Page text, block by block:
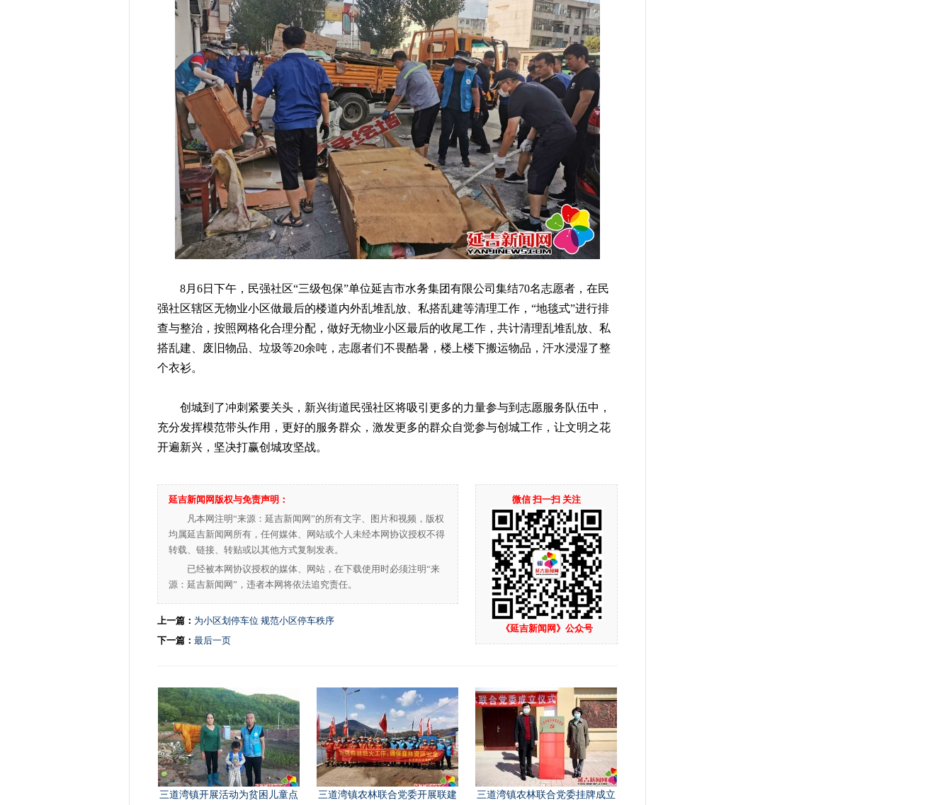
8月6日下午，民强社区“三级包保”单位延吉市水务集团有限公司集结70名志愿者，在民
强社区辖区无物业小区做最后的楼道内外乱堆乱放、私搭乱建等清理工作，“地毯式”进行排
查与整治，按照网格化合理分配，做好无物业小区最后的收尾工作，共计清理乱堆乱放、私
搭乱建、废旧物品、垃圾等20余吨，志愿者们不畏酷暑，楼上楼下搬运物品，汗水浸湿了整
个衣衫。
创城到了冲刺紧要关头，新兴街道民强社区将吸引更多的力量参与到志愿服务队伍中，
充分发挥模范带头作用，更好的服务群众，激发更多的群众自觉参与创城工作，让文明之花
开遍新兴，坚决打赢创城攻坚战。
微信 扫一扫 关注
《延吉新闻网》公众号
延吉新闻网版权与免责声明：
凡本网注明“来源：延吉新闻网”的所有文字、图片和视频，版权
均属延吉新闻网所有，任何媒体、网站或个人未经本网协议授权不得
转载、链接、转贴或以其他方式复制发表。
已经被本网协议授权的媒体、网站，在下载使用时必须注明“来
源：延吉新闻网”，违者本网将依法追究责任。
上一篇： 为小区划停车位 规范小区停车秩序
下一篇： 最后一页
三道湾镇开展活动为贫困儿童点 三道湾镇农林联合党委开展联建 三道湾镇农林联合党委挂牌成立